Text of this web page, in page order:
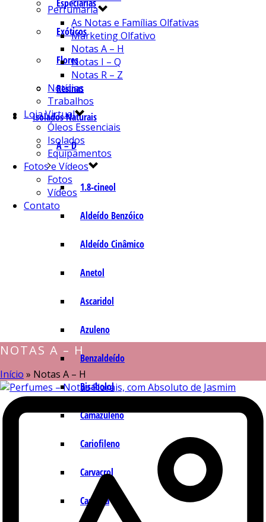
Especiarias
Exóticos
Flores
Resinas
Isolados Naturais
A – D
1.8-cineol
Aldeído Benzóico
Aldeído Cinâmico
Anetol
Ascaridol
Azuleno
Benzaldeído
Bisabolol
Camazuleno
Cariofileno
Carvacrol
Carvona
Perfumaria
As Notas e Famílias Olfativas
Marketing Olfativo
Notas A – H
Notas I – Q
Notas R – Z
Notícias
Trabalhos
Loja Virtual
Óleos Essenciais
Isolados
Equipamentos
Fotos e Vídeos
Fotos
Vídeos
Contato
NOTAS A – H
Início » Notas A – H